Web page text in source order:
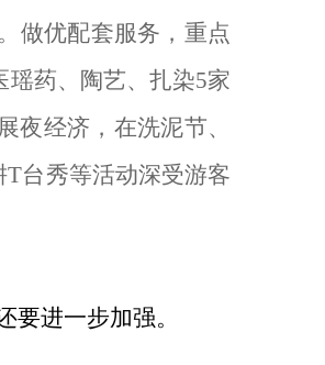
做优配套服务，重点
瑶药、陶艺、扎染5家
经济，在洗泥节、
T台秀等活动深受游客
进一步加强。